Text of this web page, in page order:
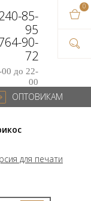
85-
95
90-
72
до 22-
00
ОПТОВИКАМ
для печати
0
В
на